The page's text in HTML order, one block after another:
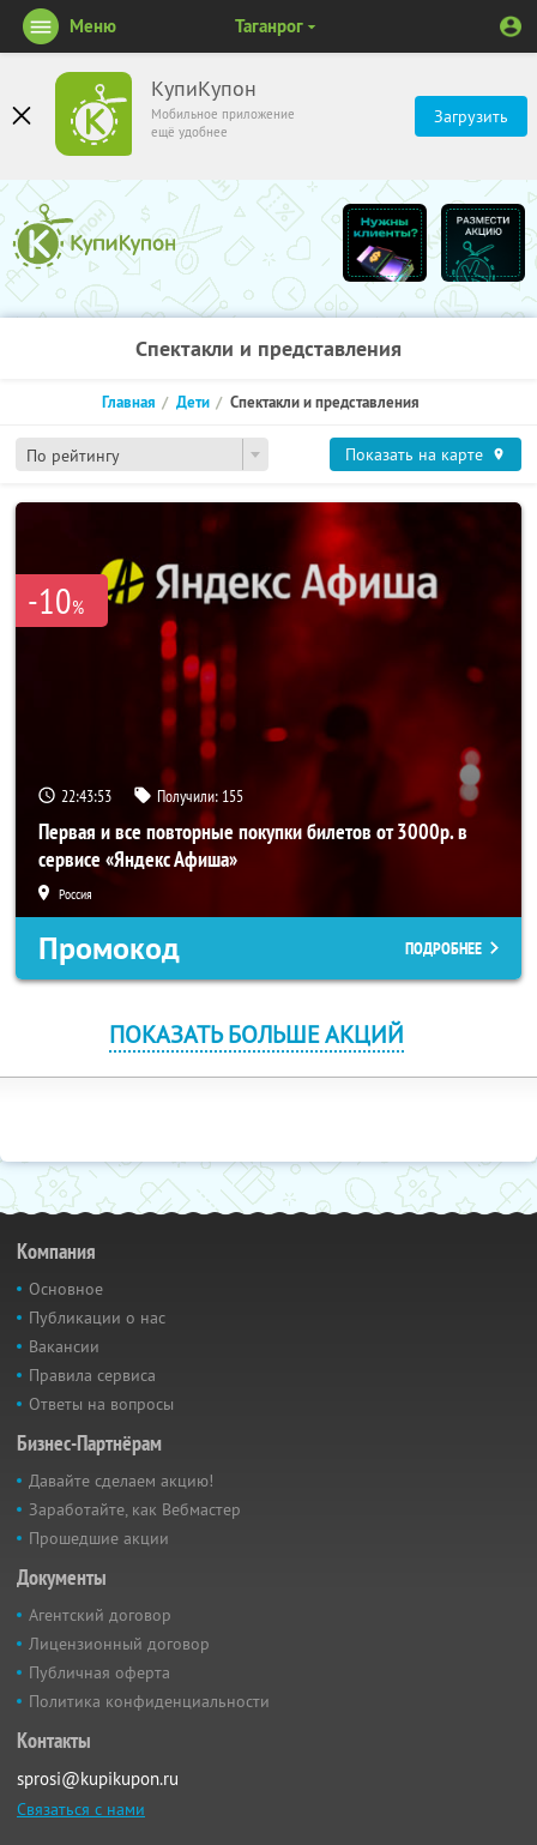
КупиКупон
Мобильное приложение
ещё удобнее
Загрузить
Меню Таганрог
Спектакли и представления
По рейтингу
Главная Дети Спектакли и представления
Показать на карте
-10%
22:43:52 Получили: 155
Первая и все повторные покупки билетов от 3000р. в
сервисе «Яндекс Афиша»
Россия
Промокод ПОДРОБНЕЕ
ПОКАЗАТЬ БОЛЬШЕ АКЦИЙ
Компания
Основное
Публикации о нас
Вакансии
Правила сервиса
Ответы на вопросы
Бизнес-Партнёрам
Давайте сделаем акцию!
Заработайте, как Вебмастер
Прошедшие акции
Документы
Агентский договор
Лицензионный договор
Публичная оферта
Политика конфиденциальности
Контакты
sprosi@kupikupon.ru
Связаться с нами